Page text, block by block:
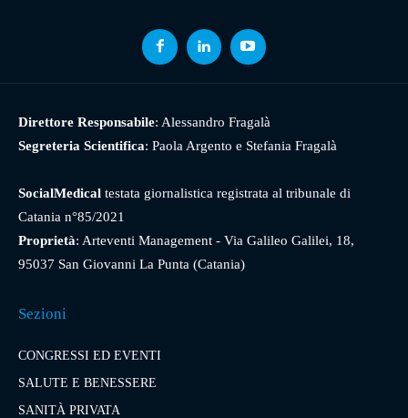
Direttore Responsabile: Alessandro Fragalà
Segreteria Scientifica: Paola Argento e Stefania Fragalà
SocialMedical testata giornalistica registrata al tribunale di
Catania n°85/2021
Proprietà: Arteventi Management - Via Galileo Galilei, 18,
95037 San Giovanni La Punta (Catania)
Sezioni
CONGRESSI ED EVENTI
SALUTE E BENESSERE
SANITÀ PRIVATA